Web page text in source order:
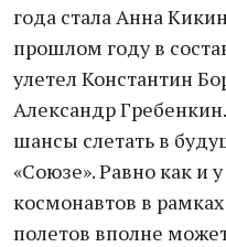
года стала Анна
прошлом году в
улетел Константин
Александр
шансы слетать в
«Союзе». Равно как и
космонавтов в
полетов вполне